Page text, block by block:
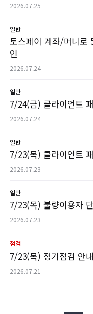
2026.07.25
일반
토스페이 계좌/머니로
인
2026.07.24
일반
7/24(금) 클라이언트
2026.07.24
일반
7/23(목) 클라이언트
2026.07.23
일반
7/23(목) 불량이용자
2026.07.23
점검
7/23(목) 정기점검 안내
2026.07.21